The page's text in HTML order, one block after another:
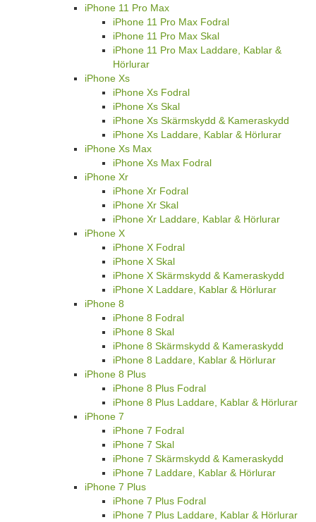
iPhone 11 Pro Max
iPhone 11 Pro Max Fodral
iPhone 11 Pro Max Skal
iPhone 11 Pro Max Laddare, Kablar &
Hörlurar
iPhone Xs
iPhone Xs Fodral
iPhone Xs Skal
iPhone Xs Skärmskydd & Kameraskydd
iPhone Xs Laddare, Kablar & Hörlurar
iPhone Xs Max
iPhone Xs Max Fodral
iPhone Xr
iPhone Xr Fodral
iPhone Xr Skal
iPhone Xr Laddare, Kablar & Hörlurar
iPhone X
iPhone X Fodral
iPhone X Skal
iPhone X Skärmskydd & Kameraskydd
iPhone X Laddare, Kablar & Hörlurar
iPhone 8
iPhone 8 Fodral
iPhone 8 Skal
iPhone 8 Skärmskydd & Kameraskydd
iPhone 8 Laddare, Kablar & Hörlurar
iPhone 8 Plus
iPhone 8 Plus Fodral
iPhone 8 Plus Laddare, Kablar & Hörlurar
iPhone 7
iPhone 7 Fodral
iPhone 7 Skal
iPhone 7 Skärmskydd & Kameraskydd
iPhone 7 Laddare, Kablar & Hörlurar
iPhone 7 Plus
iPhone 7 Plus Fodral
iPhone 7 Plus Laddare, Kablar & Hörlurar